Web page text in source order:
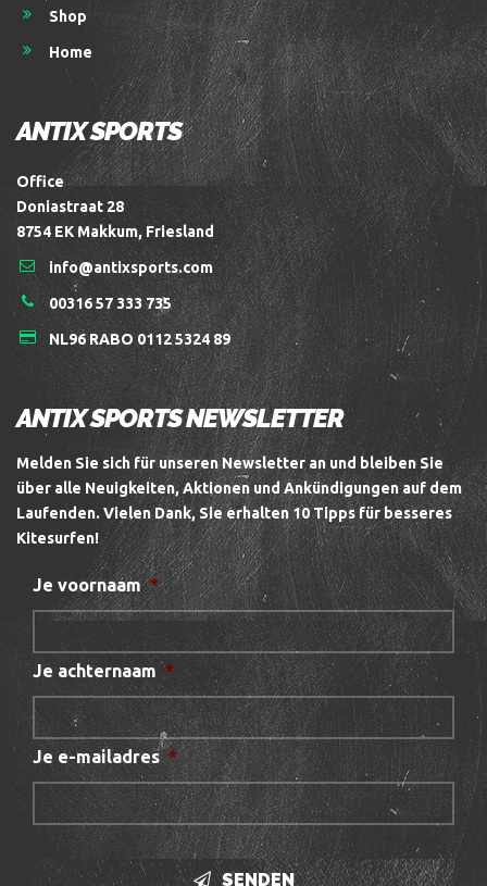
Shop
Home
ANTIX SPORTS
Office
Doniastraat 28
8754 EK Makkum, Friesland
info@antixsports.com
00316 57 333 735
NL96 RABO 0112 5324 89
ANTIX SPORTS NEWSLETTER
Melden Sie sich für unseren Newsletter an und bleiben Sie
über alle Neuigkeiten, Aktionen und Ankündigungen auf dem
Laufenden. Vielen Dank, Sie erhalten 10 Tipps für besseres
Kitesurfen!
Je voornaam *
Je achternaam *
Je e-mailadres *
SENDEN